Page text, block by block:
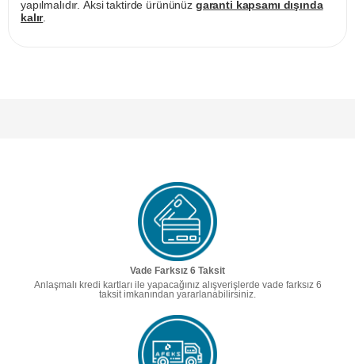
yapılmalıdır. Aksi taktirde ürününüz garanti kapsamı dışında
kalır.
Vade Farksız 6 Taksit
Anlaşmalı kredi kartları ile yapacağınız alışverişlerde vade farksız 6
taksit imkanından yararlanabilirsiniz.